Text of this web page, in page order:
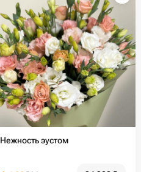
Нежность эустом